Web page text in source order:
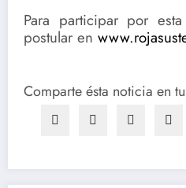
Para participar por
postular en
Comparte ésta noticia en